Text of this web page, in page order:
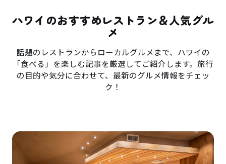
ハワイのおすすめレストラン＆人気グル
メ
話題のレストランからローカルグルメまで、ハワイの
「食べる」を楽しむ記事を厳選してご紹介します。旅行
の目的や気分に合わせて、最新のグルメ情報をチェッ
ク！